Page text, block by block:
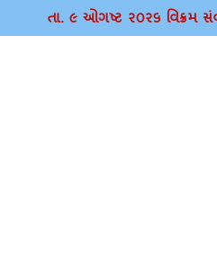
તા. ૯ ઓગષ્ટ ર૦ર૬ વિક્રમ